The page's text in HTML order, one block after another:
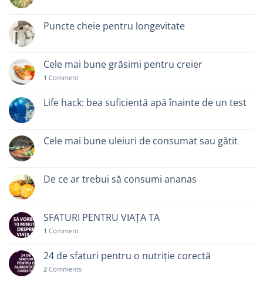
Puncte cheie pentru longevitate
Cele mai bune grăsimi pentru creier
1 Comment
Life hack: bea suficientă apă înainte de un test
Cele mai bune uleiuri de consumat sau gătit
De ce ar trebui să consumi ananas
SFATURI PENTRU VIAȚA TA
1 Comment
24 de sfaturi pentru o nutriție corectă
2 Comments